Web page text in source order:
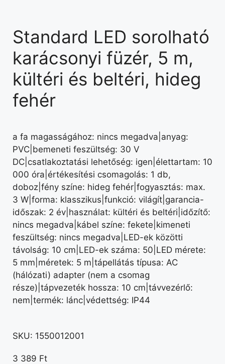
Standard LED sorolható
karácsonyi füzér, 5 m,
kültéri és beltéri, hideg
fehér
a fa magasságához: nincs megadva|anyag:
PVC|bemeneti feszültség: 30 V
DC|csatlakoztatási lehetőség: igen|élettartam: 10
000 óra|értékesítési csomagolás: 1 db,
doboz|fény színe: hideg fehér|fogyasztás: max.
3 W|forma: klasszikus|funkció: világít|garancia-
időszak: 2 év|használat: kültéri és beltéri|időzítő:
nincs megadva|kábel színe: fekete|kimeneti
feszültség: nincs megadva|LED-ek közötti
távolság: 10 cm|LED-ek száma: 50|LED mérete:
5 mm|méretek: 5 m|tápellátás típusa: AC
(hálózati) adapter (nem a csomag
része)|tápvezeték hossza: 10 cm|távvezérlő:
nem|termék: lánc|védettség: IP44
SKU: 1550012001
3 389 Ft